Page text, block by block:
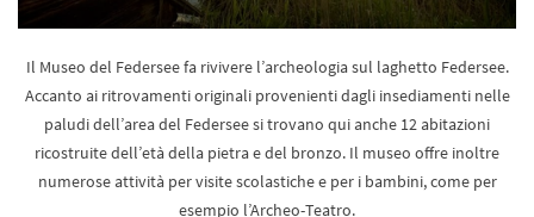
Il Museo del Federsee fa rivivere l’archeologia sul laghetto Federsee.
Accanto ai ritrovamenti originali provenienti dagli insediamenti nelle
paludi dell’area del Federsee si trovano qui anche 12 abitazioni
ricostruite dell’età della pietra e del bronzo. Il museo offre inoltre
numerose attività per visite scolastiche e per i bambini, come per
esempio l’Archeo-Teatro.